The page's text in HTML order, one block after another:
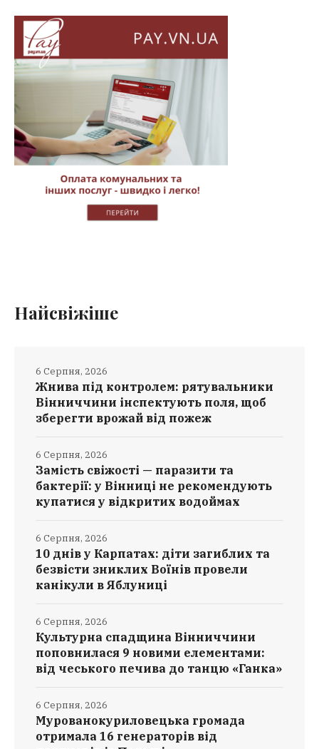
Найсвіжіше
Жнива під контролем: рятувальники
Вінниччини інспектують поля, щоб
зберегти врожай від пожеж
6 Серпня, 2026
Замість свіжості — паразити та
бактерії: у Вінниці не рекомендують
купатися у відкритих водоймах
6 Серпня, 2026
10 днів у Карпатах: діти загиблих та
безвісти зниклих Воїнів провели
канікули в Яблуниці
6 Серпня, 2026
Культурна спадщина Вінниччини
поповнилася 9 новими елементами:
від чеського печива до танцю «Ганка»
6 Серпня, 2026
Мурованокуриловецька громада
отримала 16 генераторів від
6 Серпня, 2026